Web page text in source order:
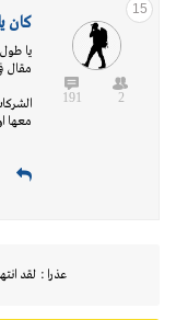
15
2
191
كان
يا
مقال
معها
عذرا : لقد